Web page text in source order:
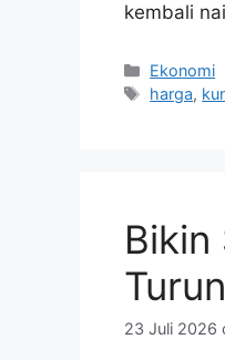
kembali
Kategori
Ekonomi
Tag
harga,
Bikin
23 Juli 2026